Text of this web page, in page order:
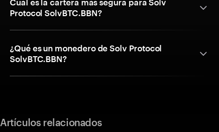
Cuál es la cartera más segura para Solv
Protocol SolvBTC.BBN?
¿Qué es un monedero de Solv Protocol
SolvBTC.BBN?
Artículos relacionados